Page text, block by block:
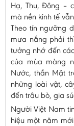
Hạ, Thu, Đông –
mà nền kinh tế
Theo tín ngưỡng
mưa nắng phải
tưởng nhớ đến
của mùa màng
Nước, thần Mặt
những loài vật,
đến trâu bò, gia
Người Việt Nam
hiệu một năm